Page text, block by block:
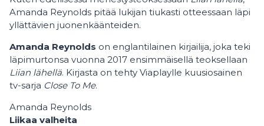
Amanda Reynolds pitää lukijan tiukasti otteessaan läpi
yllättävien juonenkäänteiden.
Amanda Reynolds on englantilainen kirjailija, joka teki
läpimurtonsa vuonna 2017 ensimmäisellä teoksellaan
Liian lähellä. Kirjasta on tehty Viaplaylle kuusiosainen
tv-sarja Close To Me.
Amanda Reynolds
Liikaa valheita